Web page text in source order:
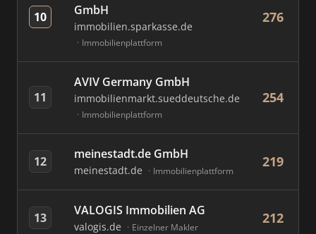
10
GmbH
immobilien.sparkasse.de
Immobilienplattform
276
11
AVIV Germany GmbH
immobilienmarkt.sueddeutsche.de
Immobilienplattform
254
12 meinestadt.de GmbH
meinestadt.de Immobilienplattform
219
13 VALOGIS Immobilien AG
valogis.de Einzelner Makler
212